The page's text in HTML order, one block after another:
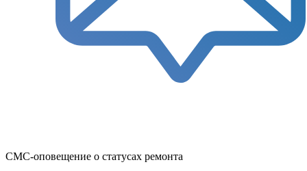
СМС-оповещение о статусах ремонта